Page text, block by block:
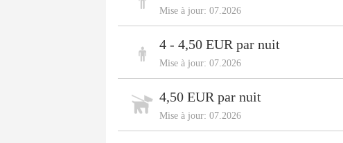
Mise à jour: 07.2026
4 - 4,50 EUR par nuit
Mise à jour: 07.2026
4,50 EUR par nuit
Mise à jour: 07.2026